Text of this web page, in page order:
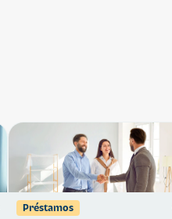
Préstamos